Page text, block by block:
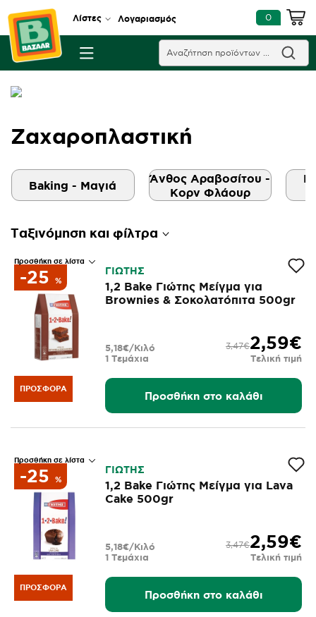
Λίστες Λογαριασμός 0
Ζαχαροπλαστική
Baking - Μαγιά
Άνθος Αραβοσίτου -
Κορν Φλάουρ
Ταξινόμηση και φίλτρα
Προσθήκη σε λίστα
ΠΡΟΣΦΟΡΆ
-25 %
ΓΙΩΤΗΣ
1,2 Bake Γιώτης Μείγμα για
Brownies & Σοκολατόπιτα 500gr
2,59€
3,47€
Τελική τιμή
1 Τεμάχια
5,18€/Κιλό
Προσθήκη στο καλάθι
Προσθήκη σε λίστα
ΠΡΟΣΦΟΡΆ
-25 %
ΓΙΩΤΗΣ
1,2 Bake Γιώτης Μείγμα για Lava
Cake 500gr
2,59€
3,47€
Τελική τιμή
1 Τεμάχια
5,18€/Κιλό
Προσθήκη στο καλάθι